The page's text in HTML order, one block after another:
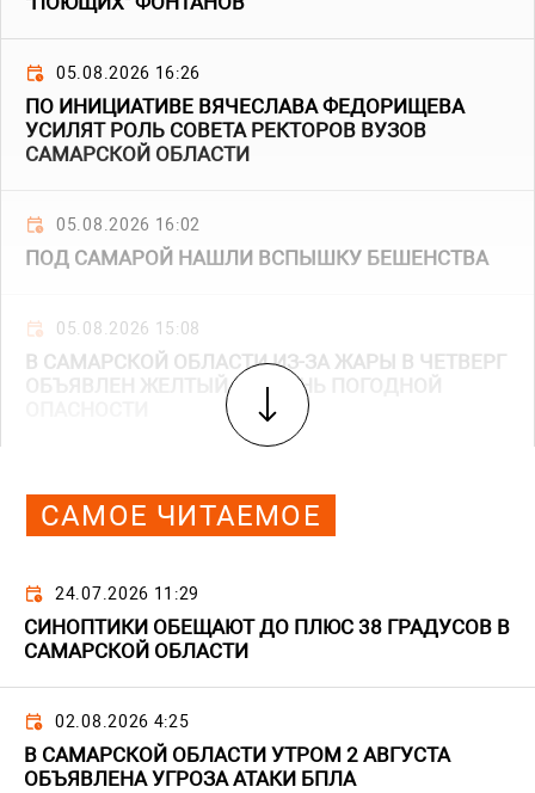
05.08.2026 16:26
ПО ИНИЦИАТИВЕ ВЯЧЕСЛАВА ФЕДОРИЩЕВА
УСИЛЯТ РОЛЬ СОВЕТА РЕКТОРОВ ВУЗОВ
САМАРСКОЙ ОБЛАСТИ
05.08.2026 16:02
ПОД САМАРОЙ НАШЛИ ВСПЫШКУ БЕШЕНСТВА
05.08.2026 15:08
В САМАРСКОЙ ОБЛАСТИ ИЗ-ЗА ЖАРЫ В ЧЕТВЕРГ
ОБЪЯВЛЕН ЖЕЛТЫЙ УРОВЕНЬ ПОГОДНОЙ
САМОЕ ЧИТАЕМОЕ
24.07.2026 11:29
СИНОПТИКИ ОБЕЩАЮТ ДО ПЛЮС 38 ГРАДУСОВ В
САМАРСКОЙ ОБЛАСТИ
02.08.2026 4:25
В САМАРСКОЙ ОБЛАСТИ УТРОМ 2 АВГУСТА
ОБЪЯВЛЕНА УГРОЗА АТАКИ БПЛА